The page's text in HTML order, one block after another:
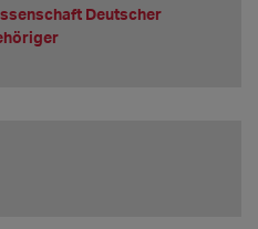
Deutscher